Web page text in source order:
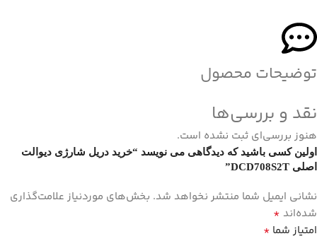
توضیحات محصول
نقد و بررسی‌ها
هنوز بررسی‌ای ثبت نشده است.
اولین کسی باشید که دیدگاهی می نویسد “خرید دریل شارژی دیوالت
اصلی DCD708S2T”
نشانی ایمیل شما منتشر نخواهد شد. بخش‌های موردنیاز علامت‌گذاری
شده‌اند *
امتیاز شما *